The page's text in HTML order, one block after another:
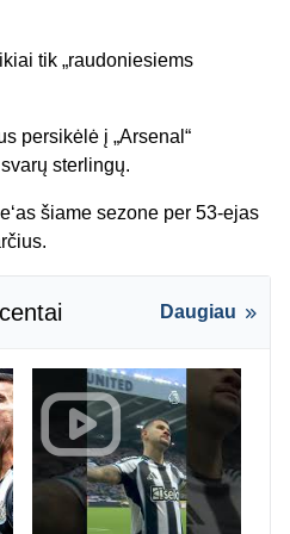
tik „raudoniesiems
persikėlė į „Arsenal“
sterlingų.
šiame sezone per 53-ejas
Daugiau